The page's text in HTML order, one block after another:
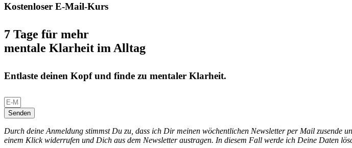
Kostenloser E-Mail-Kurs
7 Tage für mehr
mentale Klarheit im Alltag
Entlaste deinen Kopf und finde zu mentaler Klarheit.
Senden
Durch deine Anmeldung stimmst Du zu, dass ich Dir meinen wöchentlichen Newsletter per Mail zusende
einem Klick widerrufen und Dich aus dem Newsletter austragen. In diesem Fall werde ich Deine Daten